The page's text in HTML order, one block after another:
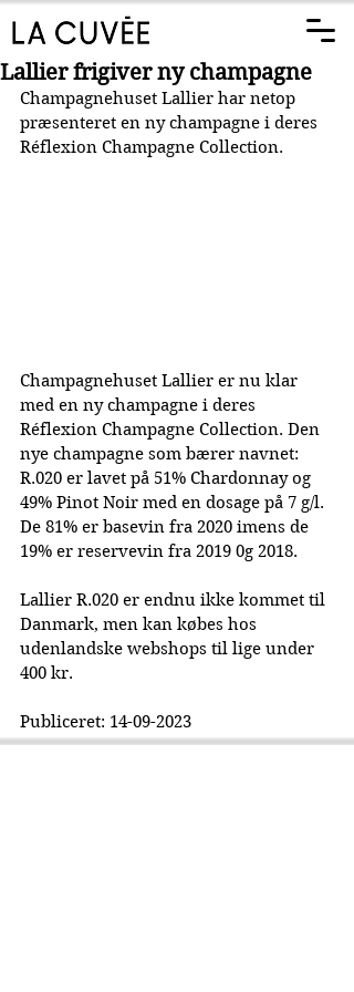
Lallier frigiver ny champagne
Champagnehuset Lallier har netop
præsenteret en ny champagne i deres
Réflexion Champagne Collection.
Champagnehuset Lallier er nu klar
med en ny champagne i deres
Réflexion Champagne Collection. Den
nye champagne som bærer navnet:
R.020 er lavet på 51% Chardonnay og
49% Pinot Noir med en dosage på 7 g/l.
De 81% er basevin fra 2020 imens de
19% er reservevin fra 2019 0g 2018.
Lallier R.020 er endnu ikke kommet til
Danmark, men kan købes hos
udenlandske webshops til lige under
400 kr.
Publiceret: 14-09-2023